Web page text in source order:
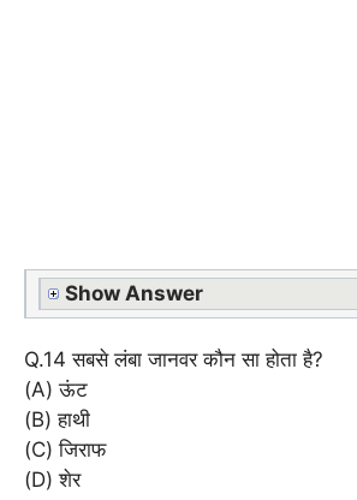
Show Answer
Q.14 सबसे लंबा जानवर कौन सा होता है?
(A) ऊंट
(B) हाथी
(C) जिराफ
(D) शेर